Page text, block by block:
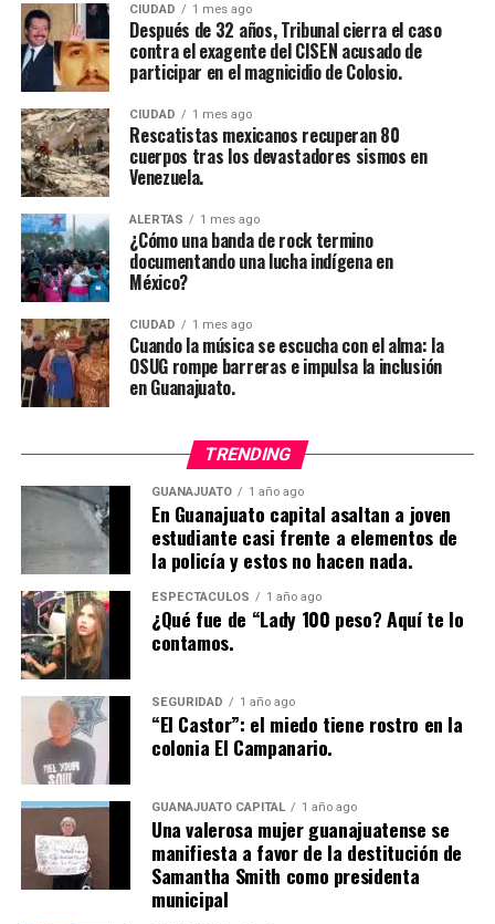
CIUDAD 1 mes ago
Después de 32 años, Tribunal cierra el caso
contra el exagente del CISEN acusado de
participar en el magnicidio de Colosio.
CIUDAD 1 mes ago
Rescatistas mexicanos recuperan 80
cuerpos tras los devastadores sismos en
Venezuela.
ALERTAS 1 mes ago
¿Cómo una banda de rock termino
documentando una lucha indígena en
México?
CIUDAD 1 mes ago
Cuando la música se escucha con el alma: la
OSUG rompe barreras e impulsa la inclusión
en Guanajuato.
TRENDING
GUANAJUATO 1 año ago
En Guanajuato capital asaltan a joven
estudiante casi frente a elementos de
la policía y estos no hacen nada.
ESPECTÁCULOS 1 año ago
¿Qué fue de “Lady 100 peso? Aquí te lo
contamos.
SEGURIDAD 1 año ago
“El Castor”: el miedo tiene rostro en la
colonia El Campanario.
GUANAJUATO CAPITAL 1 año ago
Una valerosa mujer guanajuatense se
manifiesta a favor de la destitución de
Samantha Smith como presidenta
municipal